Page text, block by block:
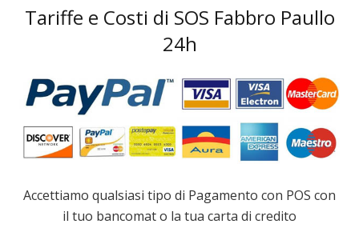
Tariffe e Costi di SOS Fabbro Paullo
24h
Accettiamo qualsiasi tipo di Pagamento con POS con
il tuo bancomat o la tua carta di credito